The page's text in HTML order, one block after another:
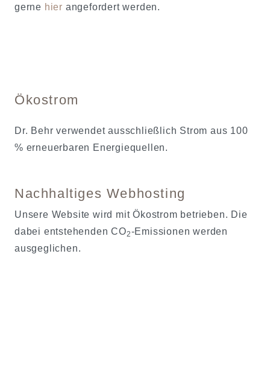
gerne hier angefordert werden.
Ökostrom
Dr. Behr verwendet ausschließlich Strom aus 100
% erneuerbaren Energiequellen.
Nachhaltiges Webhosting
Unsere Website wird mit Ökostrom betrieben. Die
dabei entstehenden CO2-Emissionen werden
ausgeglichen.